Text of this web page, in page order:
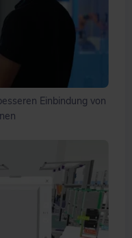
Einbindung von